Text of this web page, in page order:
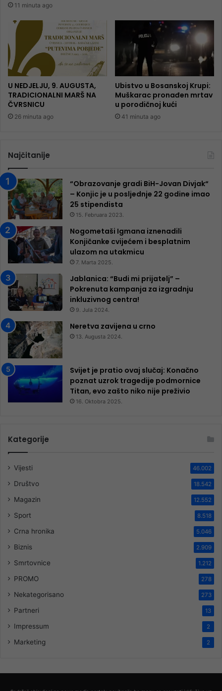
11 minuta ago
U NEDJELJU, 9. AUGUSTA,
TRADICIONALNI MARŠ NA
ČVRSNICU
26 minuta ago
Ubistvo u Bosanskoj Krupi:
Muškarac pronađen mrtav
u porodičnoj kući
41 minuta ago
Najčitanije
“Obrazovanje gradi BiH-Jovan Divjak“
– Konjic je u posljednje 22 godine imao
25 ​​stipendista
15. Februara 2023.
Nogometaši Igmana iznenadili
Konjičanke cvijećem i besplatnim
ulazom na utakmicu
7. Marta 2025.
Jablanica: “Budi mi prijatelj” –
Pokrenuta kampanja za izgradnju
inkluzivnog centra!
9. Jula 2024.
Neretva zavijena u crno
13. Augusta 2024.
Svijet je pratio ovaj slučaj: Konačno
poznat uzrok tragedije podmornice
Titan, evo zašto niko nije preživio
16. Oktobra 2025.
Kategorije
Vijesti 46.002
Društvo 18.542
Magazin 12.552
Sport 8.518
Crna hronika 5.046
Biznis 2.909
Smrtovnice 1.212
PROMO 278
Nekategorisano 273
Partneri 13
Impressum 2
Marketing 2